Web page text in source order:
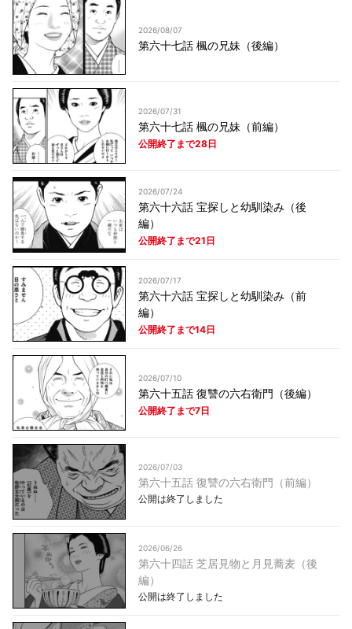
2026/08/07
第六十七話 楓の兄妹（後編）
2026/07/31
第六十七話 楓の兄妹（前編）
公開終了まで28日
2026/07/24
第六十六話 宝探しと幼馴染み（後
編）
公開終了まで21日
2026/07/17
第六十六話 宝探しと幼馴染み（前
編）
公開終了まで14日
2026/07/10
第六十五話 復讐の六右衛門（後編）
公開終了まで7日
2026/07/03
第六十五話 復讐の六右衛門（前編）
公開は終了しました
2026/06/26
第六十四話 芝居見物と月見蕎麦（後
編）
公開は終了しました